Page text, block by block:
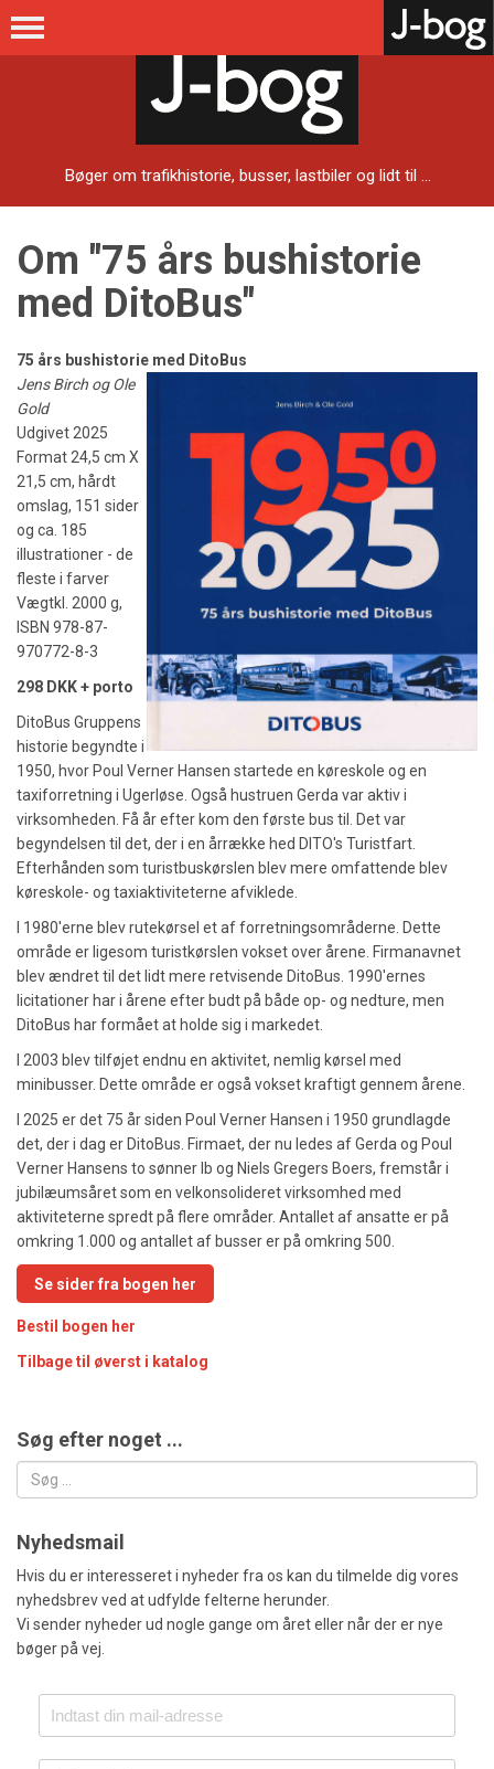
Bøger om trafikhistorie, busser, lastbiler og lidt til ...
Om "75 års bushistorie
med DitoBus"
75 års bushistorie med DitoBus
Jens Birch og Ole
Gold
Udgivet 2025
Format 24,5 cm X
21,5 cm, hårdt
omslag, 151 sider
og ca. 185
illustrationer - de
fleste i farver
Vægtkl. 2000 g,
ISBN 978-87-
970772-8-3
298 DKK + porto
DitoBus Gruppens
historie begyndte i
1950, hvor Poul Verner Hansen startede en køreskole og en
taxiforretning i Ugerløse. Også hustruen Gerda var aktiv i
virksomheden. Få år efter kom den første bus til. Det var
begyndelsen til det, der i en årrække hed DITO's Turistfart.
Efterhånden som turistbuskørslen blev mere omfattende blev
køreskole- og taxiaktiviteterne afviklede.
I 1980'erne blev rutekørsel et af forretningsområderne. Dette
område er ligesom turistkørslen vokset over årene. Firmanavnet
blev ændret til det lidt mere retvisende DitoBus. 1990'ernes
licitationer har i årene efter budt på både op- og nedture, men
DitoBus har formået at holde sig i markedet.
I 2003 blev tilføjet endnu en aktivitet, nemlig kørsel med
minibusser. Dette område er også vokset kraftigt gennem årene.
I 2025 er det 75 år siden Poul Verner Hansen i 1950 grundlagde
det, der i dag er DitoBus. Firmaet, der nu ledes af Gerda og Poul
Verner Hansens to sønner Ib og Niels Gregers Boers, fremstår i
jubilæumsåret som en velkonsolideret virksomhed med
aktiviteterne spredt på flere områder. Antallet af ansatte er på
omkring 1.000 og antallet af busser er på omkring 500.
Se sider fra bogen her
Bestil bogen her
Tilbage til øverst i katalog
Søg efter noget ...
Søg
Nyhedsmail
Hvis du er interesseret i nyheder fra os kan du tilmelde dig vores
nyhedsbrev ved at udfylde felterne herunder.
Vi sender nyheder ud nogle gange om året eller når der er nye
bøger på vej.